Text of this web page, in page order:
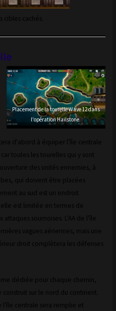
cibles cachés.
Placement de la tourelle Wave 12 dans
l'opération Hailstone.
d'abord à équiper l'île centrale
toutes les tourelles qui y sont
des unités ennemies, à
qui doivent être placées
au sud est un endroit
est limitée en termes de
sournoises. L'AA de l'île
vagues aériennes, mais une
droit complètera les défenses
dédiée pour chaque chemin,
sur le nord du continent.
l'île centrale sera remplie et